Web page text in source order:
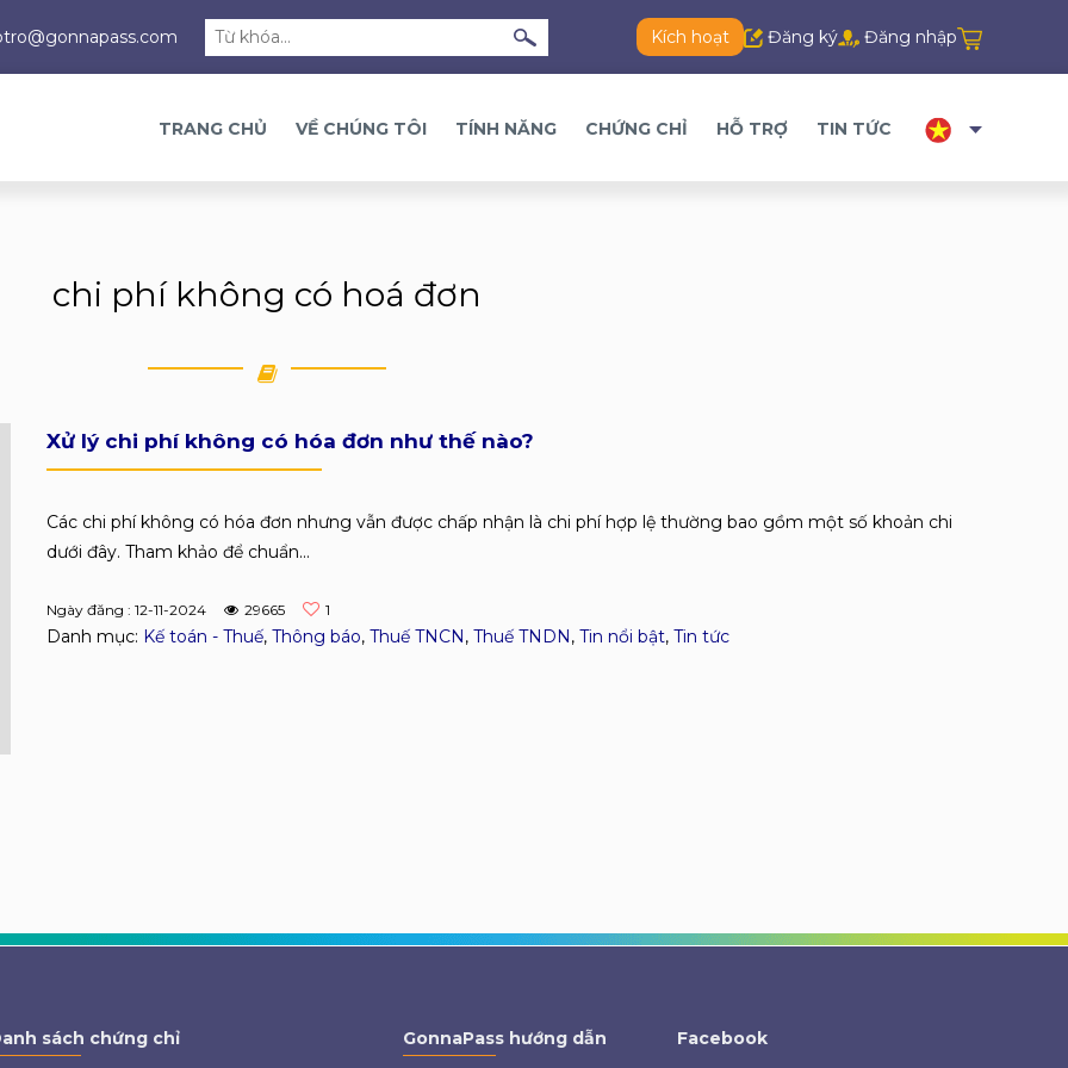
Kích hoạt Đăng ký Đăng nhập
TRANG CHỦ VỀ CHÚNG TÔI TÍNH NĂNG CHỨNG CHỈ HỖ TRỢ TIN TỨC
chi phí không có hoá đơn
Xử lý chi phí không có hóa đơn như thế nào?
Các chi phí không có hóa đơn nhưng vẫn được chấp nhận là chi phí hợp lệ thường bao gồm một số khoản chi
dưới đây. Tham khảo để chuẩn...
Ngày đăng : 12-11-2024 29665 1
Danh mục: Kế toán - Thuế, Thông báo, Thuế TNCN, Thuế TNDN, Tin nổi bật, Tin tức
sách chứng chỉ GonnaPass hướng dẫn Facebook